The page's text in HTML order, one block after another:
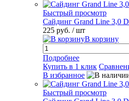
Быстрый просмотр
Сайдинг Grand Line 3,0
225 руб. / шт
В корзину
Подробнее
Купить в 1 клик
В избранное
Быстрый просмотр